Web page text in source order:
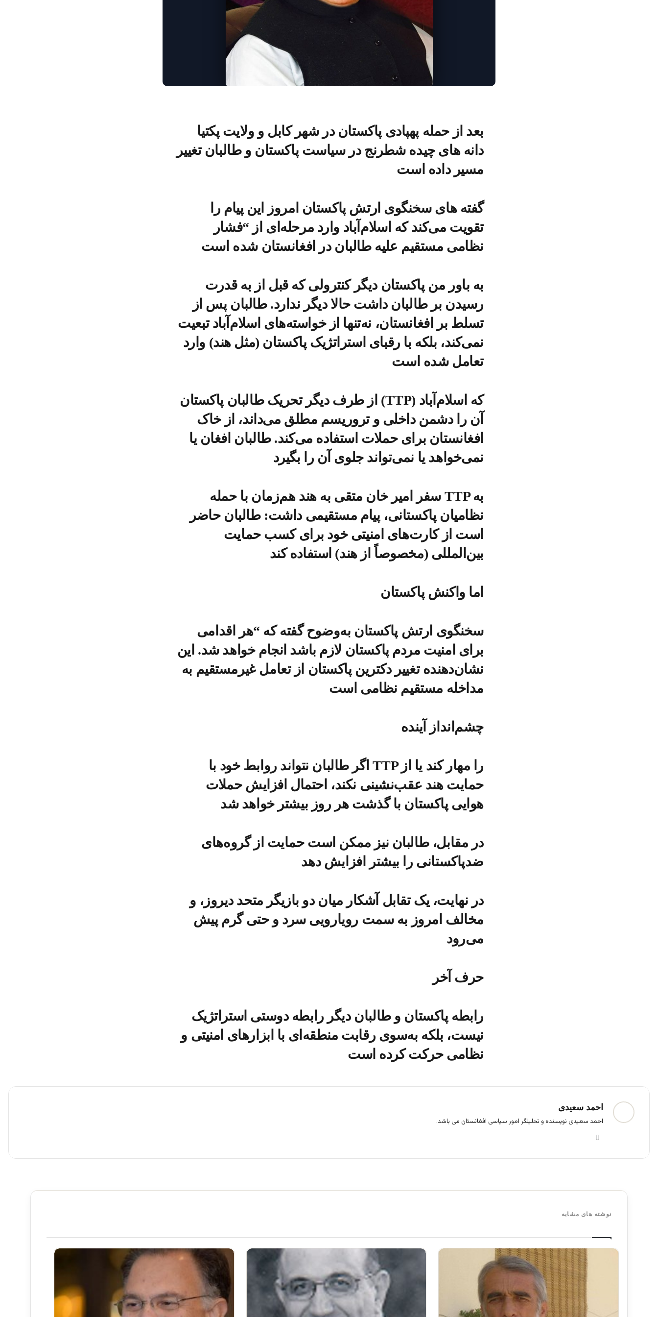
بعد از حمله‌ پهپادی پاکستان در شهر کابل و ولایت پکتیا
دانه های چیده شطرنج در سیاست پاکستان و طالبان تغییر
مسیر داده است
گفته های سخنگوی ارتش پاکستان امروز این پیام را
تقویت می‌کند که اسلام‌آباد وارد مرحله‌ای از “فشار
نظامی مستقیم علیه طالبان در افغانستان شده است
به باور من پاکستان دیگر کنترولی که قبل از به قدرت
رسیدن بر طالبان داشت حالا دیگر ندارد. طالبان پس از
تسلط بر افغانستان، نه‌تنها از خواسته‌های اسلام‌آباد تبعیت
نمی‌کند، بلکه با رقبای استراتژیک پاکستان (مثل هند) وارد
تعامل شده است
از طرف دیگر تحریک طالبان پاکستان (TTP) که اسلام‌آباد
آن را دشمن داخلی و تروریسم مطلق می‌داند، از خاک
افغانستان برای حملات استفاده می‌کند. طالبان افغان یا
نمی‌خواهد یا نمی‌تواند جلوی آن را بگیرد
سفر امیر خان متقی به هند هم‌زمان با حمله TTP به
نظامیان پاکستانی، پیام مستقیمی داشت: طالبان حاضر
است از کارت‌های امنیتی خود برای کسب حمایت
بین‌المللی (مخصوصاً از هند) استفاده کند
اما واکنش پاکستان
سخنگوی ارتش پاکستان به‌وضوح گفته که “هر اقدامی
برای امنیت مردم پاکستان لازم باشد انجام خواهد شد. این
نشان‌دهنده تغییر دکترین پاکستان از تعامل غیرمستقیم به
مداخله مستقیم نظامی است
چشم‌انداز آینده
اگر طالبان نتواند روابط خود با TTP را مهار کند یا از
حمایت هند عقب‌نشینی نکند، احتمال افزایش حملات
هوایی پاکستان با گذشت هر روز بیشتر خواهد شد
در مقابل، طالبان نیز ممکن است حمایت از گروه‌های
ضدپاکستانی را بیشتر افزایش دهد
در نهایت، یک تقابل آشکار میان دو بازیگر متحد دیروز، و
مخالف امروز به سمت رویارویی سرد و حتی گرم پیش
می‌رود
حرف آخر
رابطه پاکستان و طالبان دیگر رابطه دوستی استراتژیک
نیست، بلکه به‌سوی رقابت منطقه‌ای با ابزارهای امنیتی و
نظامی حرکت کرده است
احمد سعیدی
احمد سعیدی نویسنده و تحلیلگر امور سیاسی افغانستان می باشد.
بو
نوشته های مشابه